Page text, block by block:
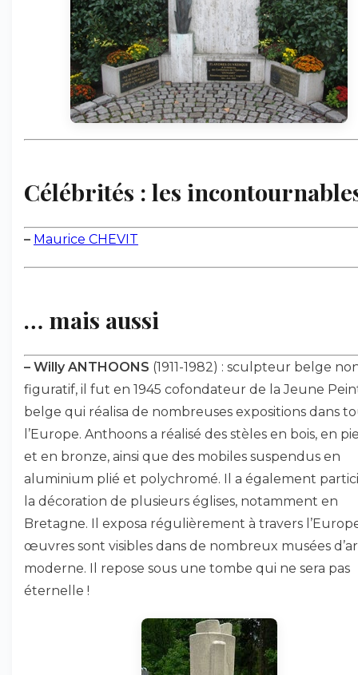
Célébrités : les
– Maurice CHEVIT
… mais aussi
– Willy ANTHOONS (1911-1982) : sculpteur belge
figuratif, il fut en 1945 cofondateur de la Jeune
belge qui réalisa de nombreuses expositions dans
l’Europe. Anthoons a réalisé des stèles en bois, en
et en bronze, ainsi que des mobiles suspendus en
aluminium plié et polychromé. Il a également
la décoration de plusieurs églises, notamment en
Bretagne. Il exposa régulièrement à travers
œuvres sont visibles dans de nombreux musées
moderne. Il repose sous une tombe qui ne sera pas
éternelle !